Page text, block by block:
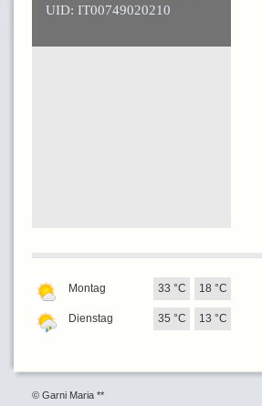
UID: IT00749020210
Montag 18 °C
33 °C
Dienstag 13 °C
35 °C
© Garni Maria **